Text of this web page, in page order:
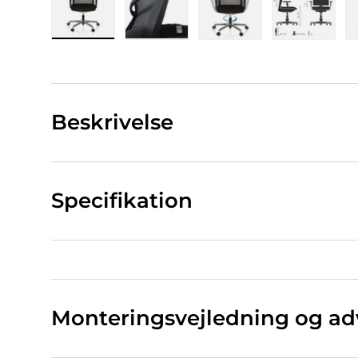
Beskrivelse
Specifikation
Monteringsvejledning og